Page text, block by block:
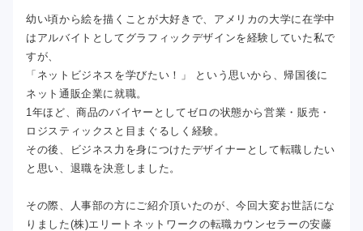
幼い頃から絵を描くことが大好きで、アメリカの大学に在学中
はアルバイトとしてグラフィックデザインを経験していた私で
すが、
「ネットビジネスを学びたい！」 という思いから、帰国後に
ネット通販企業に就職。
1年ほど、商品のバイヤーとしてゼロの状態から営業・販売・
ロジスティックスと目まぐるしく経験。
その後、ビジネス力を身につけたデザイナーとして転職したい
と思い、退職を決意しました。
その際、人事部の方にご紹介頂いたのが、今回大変お世話にな
りました(株)エリートネットワークの転職カウンセラーの安藤